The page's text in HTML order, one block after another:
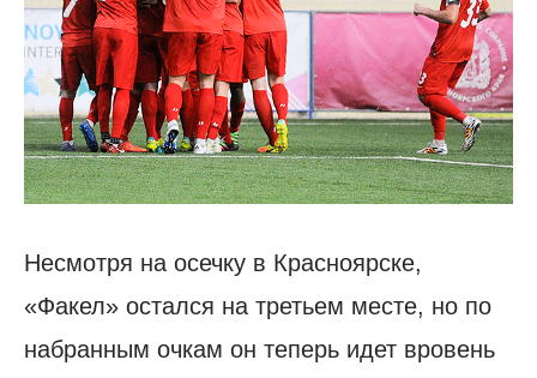
Несмотря на осечку в Красноярске,
«Факел» остался на третьем месте, но по
набранным очкам он теперь идет вровень